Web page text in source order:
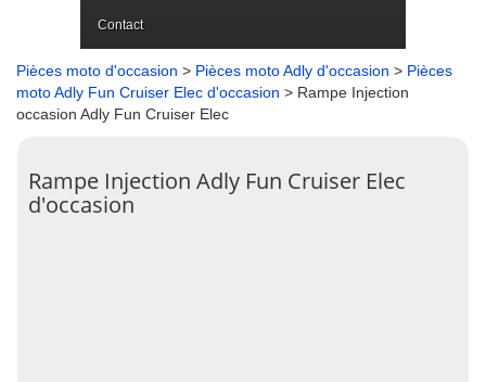
Contact
Pièces moto d'occasion > Pièces moto Adly d'occasion > Pièces
moto Adly Fun Cruiser Elec d'occasion > Rampe Injection
occasion Adly Fun Cruiser Elec
Rampe Injection Adly Fun Cruiser Elec
d'occasion